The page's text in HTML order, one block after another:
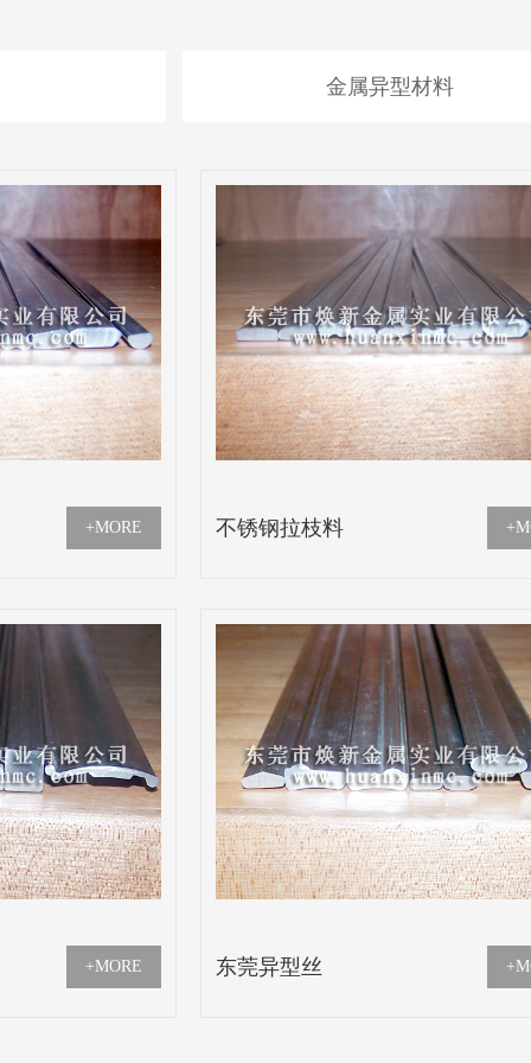
金属异型材料
不锈钢拉枝料
东莞异型丝